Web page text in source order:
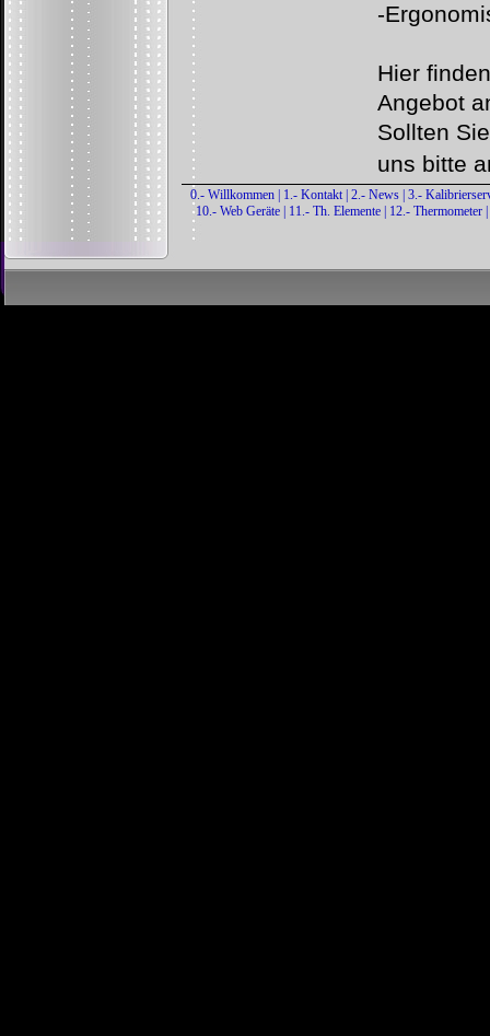
-
Hier
Angebot
Sollten
uns bitte
0.- Willkommen 1.- Kontakt| 2.- News| 3.-
10.- Web Geräte
11.- Th. Elemente 12.- Thermometer